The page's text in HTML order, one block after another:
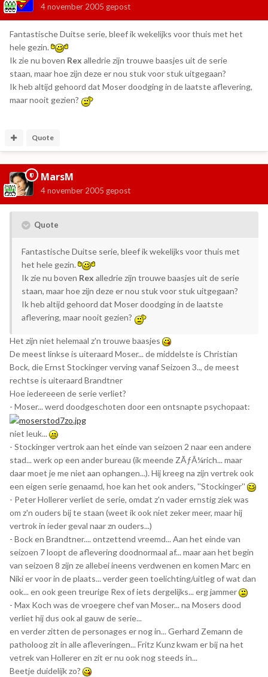
4 november 2005 gepost
Fantastische Duitse serie, bleef ik wekelijks voor thuis met het
hele gezin.
Ik zie nu boven Rex alledrie zijn trouwe baasjes uit de serie
staan, maar hoe zijn deze er nou stuk voor stuk uitgegaan?
Ik heb altijd gehoord dat Moser doodging in de laatste aflevering,
maar nooit gezien?
Quote
MarsM
4 november 2005 gepost
Quote
Fantastische Duitse serie, bleef ik wekelijks voor thuis met
het hele gezin.
Ik zie nu boven Rex alledrie zijn trouwe baasjes uit de serie
staan, maar hoe zijn deze er nou stuk voor stuk uitgegaan?
Ik heb altijd gehoord dat Moser doodging in de laatste
aflevering, maar nooit gezien?
Het zijn niet helemaal z'n trouwe baasjes
De meest linkse is uiteraard Moser... de middelste is Christian
Bock, die Ernst Stockinger verving vanaf Seizoen 3.., de meest
rechtse is uiteraard Brandtner
Hoe iedereeen de serie verliet?
- Moser... werd doodgeschoten door een ontsnapte psychopaat:
niet leuk...
- Stockinger vertrok aan het einde van seizoen 2 naar een andere
stad... werk op een ander bureau (ik meende ZÃƒÂ¼rich... maar
daar moet je me niet aan ophangen...). Hij kreeg na zijn vertrek ook
een eigen serie genaamd, hoe kan het ook anders, ''Stockinger''
- Peter Hollerer verliet de serie, omdat z'n vader ernstig ziek was
om z'n ouders bij te staan (weet ik ook niet zeker meer, maar hij
vertrok in ieder geval naar zn ouders...)
- Bock en Brandtner.... ontzettend vreemd... Aan het einde van
seizoen 7 loopt de aflevering doodnormaal af... maar aan het begin
van seizoen 8 zijn ze allebei ineens verdwenen en komen Marc en
Niki er voor in de plaats... verder geen toelichting/uitleg of wat dan
ook... en ook geen treurige Rex of iets dergelijks... erg jammer
- Max Koch was de vroegere chef van Moser... na Mosers dood
verliet hij dus ook al gauw de serie...
en verder zitten de personages er nog in... Gerhard Zemann de
patholoog zit in alle afleveringen... Fritz Kunz kwam er bij na het
vetrek van Hollerer en zit er nu ook nog steeds in...
Beetje duidelijk zo?